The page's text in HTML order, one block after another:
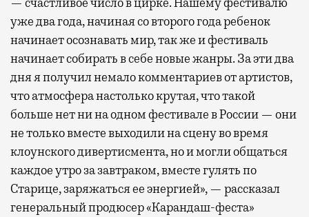
уже два года, начиная со второго года ребенок
начинает осознавать мир, так же и фестиваль
начинает собирать в себе новые жанры. За эти два
дня я получил немало комментариев от артистов,
что атмосфера настолько крутая, что такой
больше нет ни на одном фестивале в России — они
не только вместе выходили на сцену во время
клоунского дивертисмента, но и могли общаться
каждое утро за завтраком, вместе гулять по
Старице, заряжаться ее энергией», — рассказал
генеральный продюсер «Карандаш-феста»